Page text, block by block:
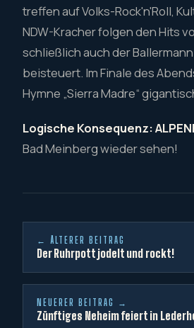
treffen auf Volks-Rock'n'Roll,
NDW-Kracher folgen den Hits
schließlich auch der
beisteuert. Im Finale des
Hymne „Sierra Madre“
Logische Konsequenz:
Bad Meinberg wieder sehen!
← ÄLTERER BEITRAG
Der Ruhrpott jodelt und rockt!
NEUERER BEITRAG →
Zünftiges Neheim feiert in